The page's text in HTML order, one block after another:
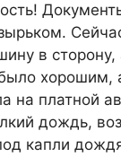
в
на платной
дождь,
капли